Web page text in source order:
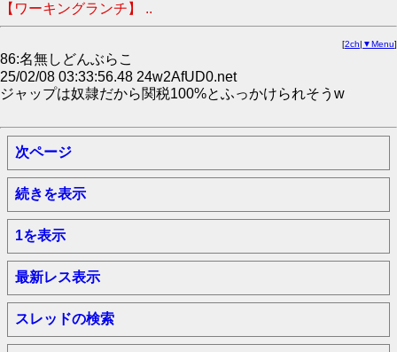
【ワーキングランチ】 ..
[2ch| ▼Menu]
86:名無しどんぶらこ
25/02/08 03:33:56.48 24w2AfUD0.net
ジャップは奴隷だから関税100%とふっかけられそうw
次ページ
続きを表示
1を表示
最新レス表示
スレッドの検索